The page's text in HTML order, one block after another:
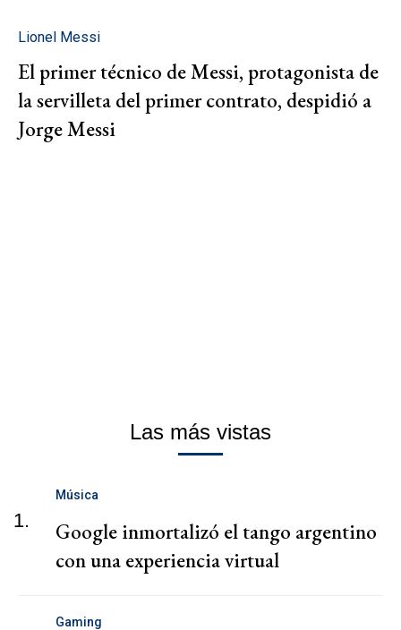
Lionel Messi
El primer técnico de Messi, protagonista de
la servilleta del primer contrato, despidió a
Jorge Messi
Las más vistas
1.
Música
Google inmortalizó el tango argentino
con una experiencia virtual
Gaming